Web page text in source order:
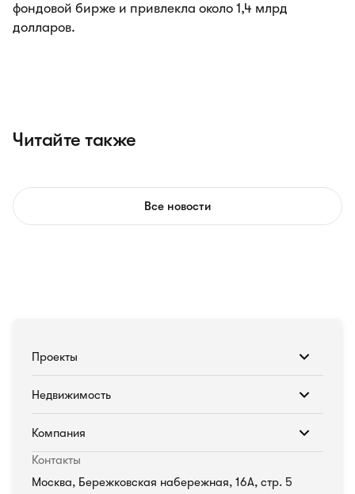
фондовой бирже и привлекла около 1,4 млрд
долларов.
Читайте также
Все новости
Проекты
Недвижимость
Компания
Контакты
Москва, Бережковская набережная, 16А, стр. 5